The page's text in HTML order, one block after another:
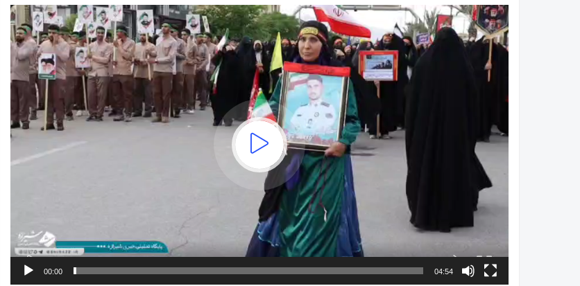
00:00 04:54